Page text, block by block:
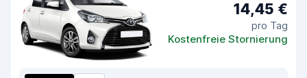
14,45 €
pro Tag
Kostenfreie Stornierung